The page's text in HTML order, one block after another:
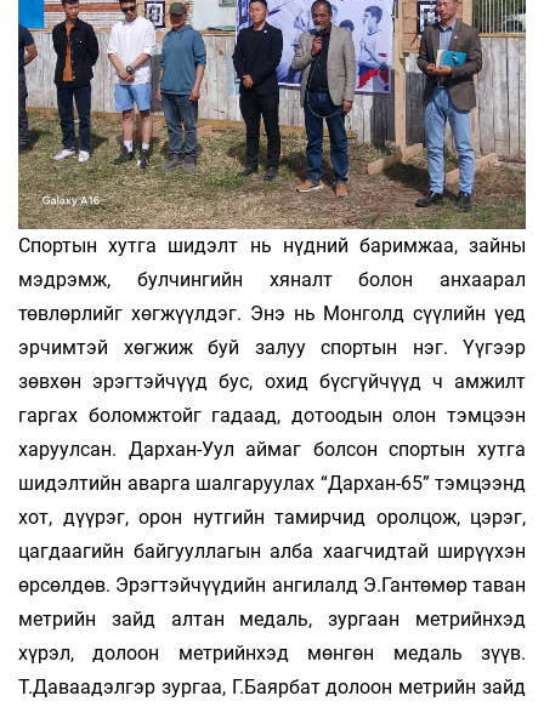
Спортын хутга шидэлт нь нүдний баримжаа, зайны
мэдрэмж, булчингийн хя­налт болон анхаарал
төвлөрлийг хөгжүүлдэг. Энэ нь Монголд сүүлийн үед
эрчимтэй хөгжиж буй залуу спортын нэг. Үүгээр
зөвхөн эрэгтэйчүүд бус, охид бүсгүйчүүд ч амжилт
гаргах боломжтойг гадаад, дотоодын олон тэмцээн
харуулсан. Дархан-Уул аймаг болсон спортын хутга
шидэлтийн аварга шалгаруулах “Дархан-65” тэмцээнд
хот, дүүрэг, орон нутгийн тамирчид оролцож, цэрэг,
цагдаагийн байгууллагын алба хаагчидтай ширүүхэн
өрсөлдөв. Эрэгтэйчүүдийн ангилалд Э.Гантөмөр таван
метрийн зайд алтан медаль, зургаан метрийнхэд
хүрэл, долоон метрийнхэд мөнгөн медаль зүү­в.
Т.Даваадэлгэр зургаа, Г.Баярбат долоон метрийн зайд